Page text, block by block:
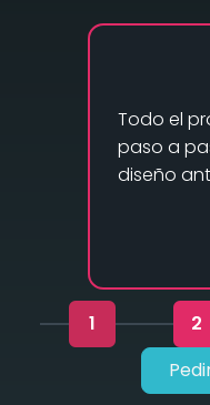
Todo el
paso a
diseño
1 2